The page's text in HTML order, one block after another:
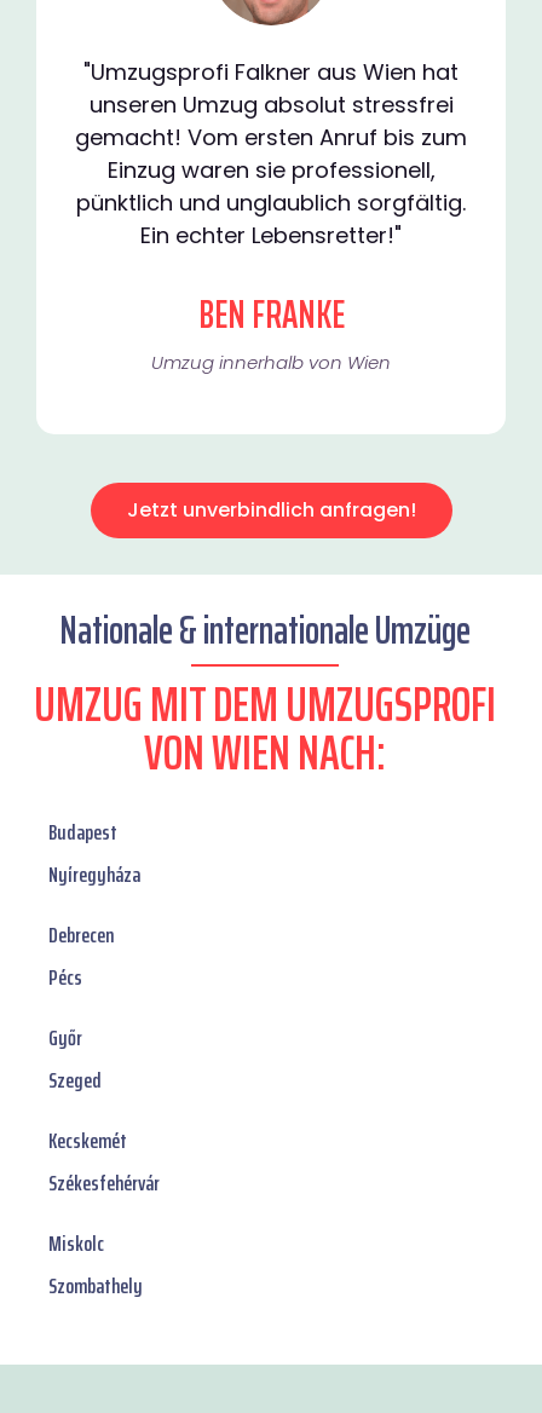
"Umzugsprofi Falkner aus Wien hat
unseren Umzug absolut stressfrei
gemacht! Vom ersten Anruf bis zum
Einzug waren sie professionell,
pünktlich und unglaublich sorgfältig.
Ein echter Lebensretter!"
BEN FRANKE
Umzug innerhalb von Wien​
Jetzt unverbindlich anfragen!
Nationale & internationale Umzüge
UMZUG MIT DEM UMZUGSPROFI
VON WIEN NACH:
Budapest
Nyíregyháza
Debrecen
Pécs
Győr
Szeged
Kecskemét
Székesfehérvár
Miskolc
Szombathely